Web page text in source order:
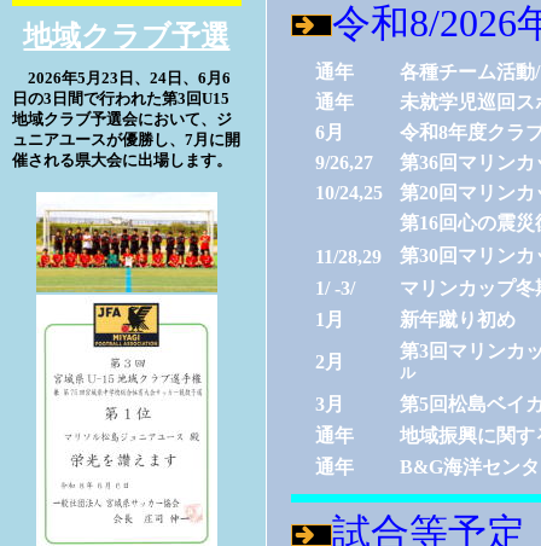
地域クラブ予選
2026年5月23日、24日、6月6
日の3日間で行われた第3回U15
地域クラブ予選会において、ジ
ュニアユースが優勝し、7月に開
催される県大会に出場します。
令和8/2026
通年
各種チーム活動
通年
未就学児巡回ス
6月
令和8年度クラ
9/26,27
第36回マリン
10/24,25
第20回マリン
第16回心の震災
11/28,29
第30回マリン
1/ -3/
マリンカップ冬
1月
新年蹴り初め
2月
第3回マリンカ
ル
3月
第5回松島ベイ
通年
地域振興に関
通年
B&G海洋セン
試合等予定